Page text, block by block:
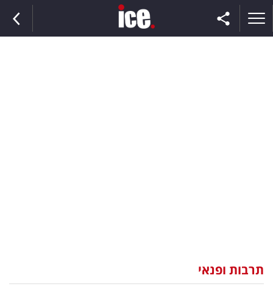
וצרכנות
תרבות ופנאי